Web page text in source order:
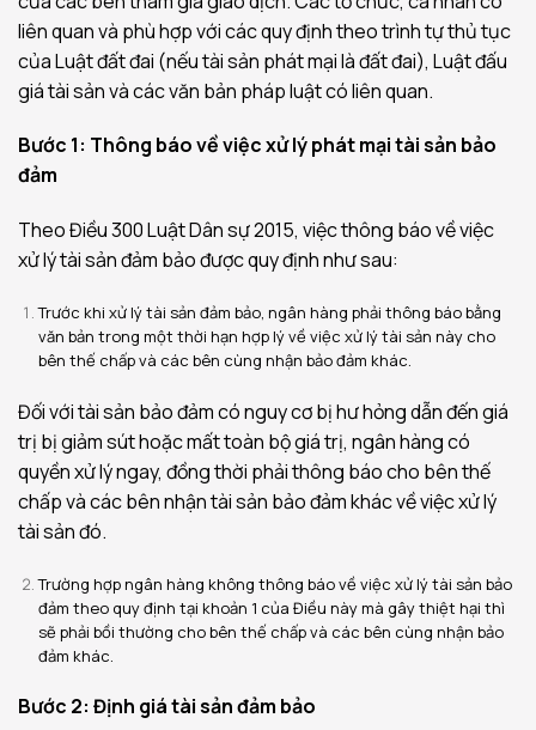
liên quan và phù hợp với các quy định theo trình tự thủ tục
của Luật đất đai (nếu tài sản phát mại là đất đai), Luật đấu
giá tài sản và các văn bản pháp luật có liên quan.
Bước 1: Thông báo về việc xử lý phát mại tài sản bảo
đảm
Theo Điều 300 Luật Dân sự 2015, việc thông báo về việc
xử lý tài sản đảm bảo được quy định như sau:
Trước khi xử lý tài sản đảm bảo, ngân hàng phải thông báo bằng
văn bản trong một thời hạn hợp lý về việc xử lý tài sản này cho
bên thế chấp và các bên cùng nhận bảo đảm khác.
Đối với tài sản bảo đảm có nguy cơ bị hư hỏng dẫn đến giá
trị bị giảm sút hoặc mất toàn bộ giá trị, ngân hàng có
quyền xử lý ngay, đồng thời phải thông báo cho bên thế
chấp và các bên nhận tài sản bảo đảm khác về việc xử lý
tài sản đó.
Trường hợp ngân hàng không thông báo về việc xử lý tài sản bảo
đảm theo quy định tại khoản 1 của Điều này mà gây thiệt hại thì
sẽ phải bồi thường cho bên thế chấp và các bên cùng nhận bảo
đảm khác.
Bước 2: Định giá tài sản đảm bảo